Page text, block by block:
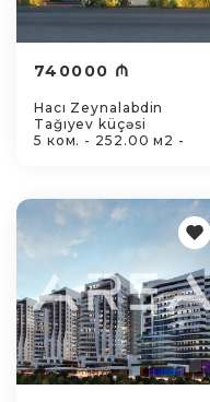
740000 ₼
Hacı Zeynalabdin
Tağıyev küçəsi
5 ком. - 252.00 м2 -